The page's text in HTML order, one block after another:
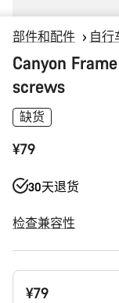
部件和配件 自行
Canyon
screws
缺货
¥79
30天退货
检查兼容性
产
¥79